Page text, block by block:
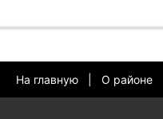
На главную О районе